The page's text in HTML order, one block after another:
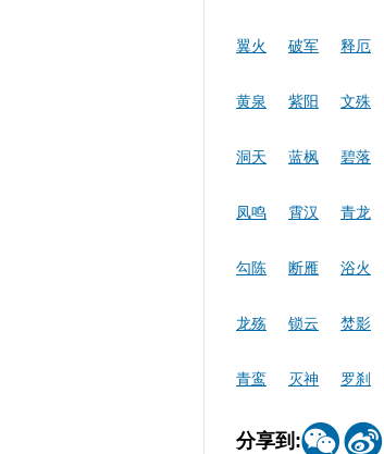
翼火 破军 释厄
黄泉 紫阳 文殊
洞天 蓝枫 碧落
凤鸣 霄汉 青龙
勾陈 断雁 浴火
龙殇 锁云 焚影
青鸾 灭神 罗刹
分享到: